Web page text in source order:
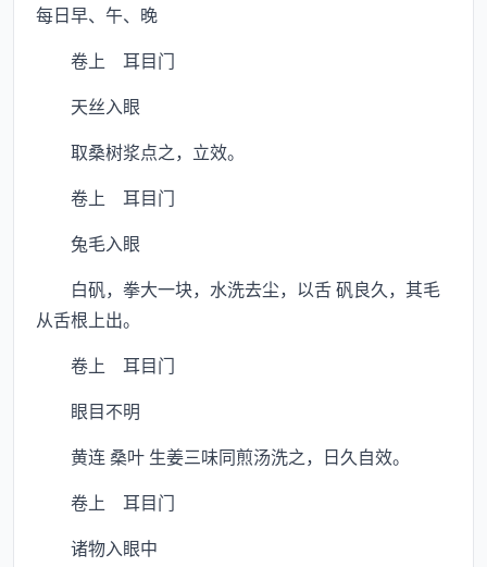
每日早、午、晚
卷上 耳目门
天丝入眼
取桑树浆点之，立效。
卷上 耳目门
兔毛入眼
白矾，拳大一块，水洗去尘，以舌 矾良久，其毛
从舌根上出。
卷上 耳目门
眼目不明
黄连 桑叶 生姜三味同煎汤洗之，日久自效。
卷上 耳目门
诸物入眼中